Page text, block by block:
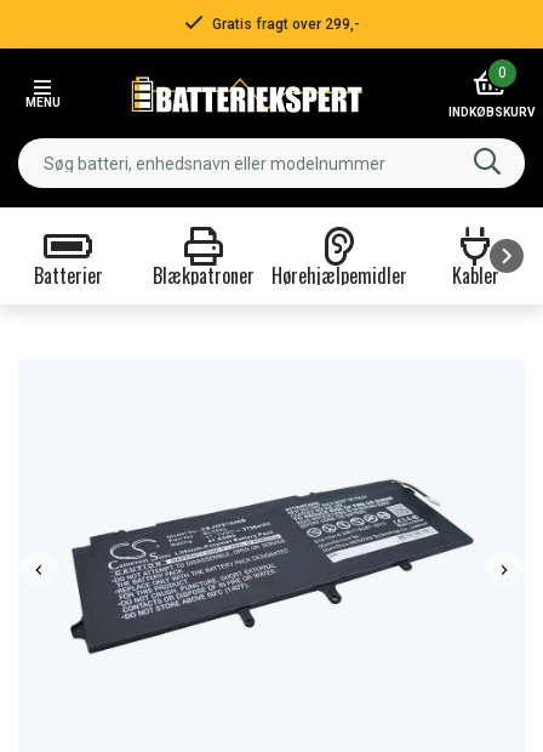
Gratis fragt over 299,-
MENU
0
INDKØBSKURV
Batterier Blækpatroner Hørehjælpemidler Kabler